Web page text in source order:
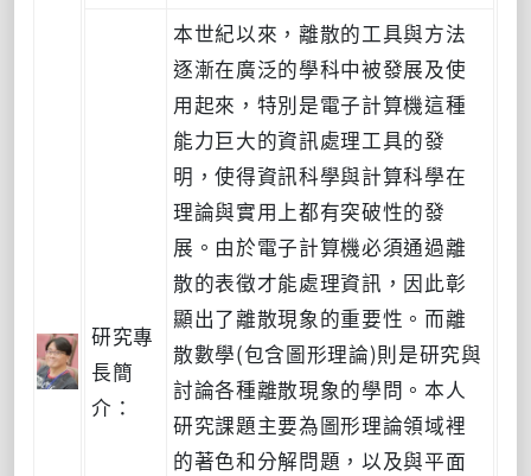
研究專
長簡
介：
本世紀以來，離散的工具與方法
逐漸在廣泛的學科中被發展及使
用起來，特別是電子計算機這種
能力巨大的資訊處理工具的發
明，使得資訊科學與計算科學在
理論與實用上都有突破性的發
展。由於電子計算機必須通過離
散的表徵才能處理資訊，因此彰
顯出了離散現象的重要性。而離
散數學(包含圖形理論)則是研究與
討論各種離散現象的學問。本人
研究課題主要為圖形理論領域裡
的著色和分解問題，以及與平面